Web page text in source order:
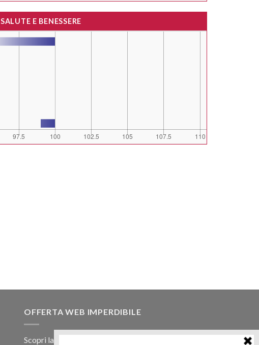
SALUTE E BENESSERE
OFFERTA WEB IMPERDIBILE
Scopri la nostra offerta web! Un prezzo mai visto,